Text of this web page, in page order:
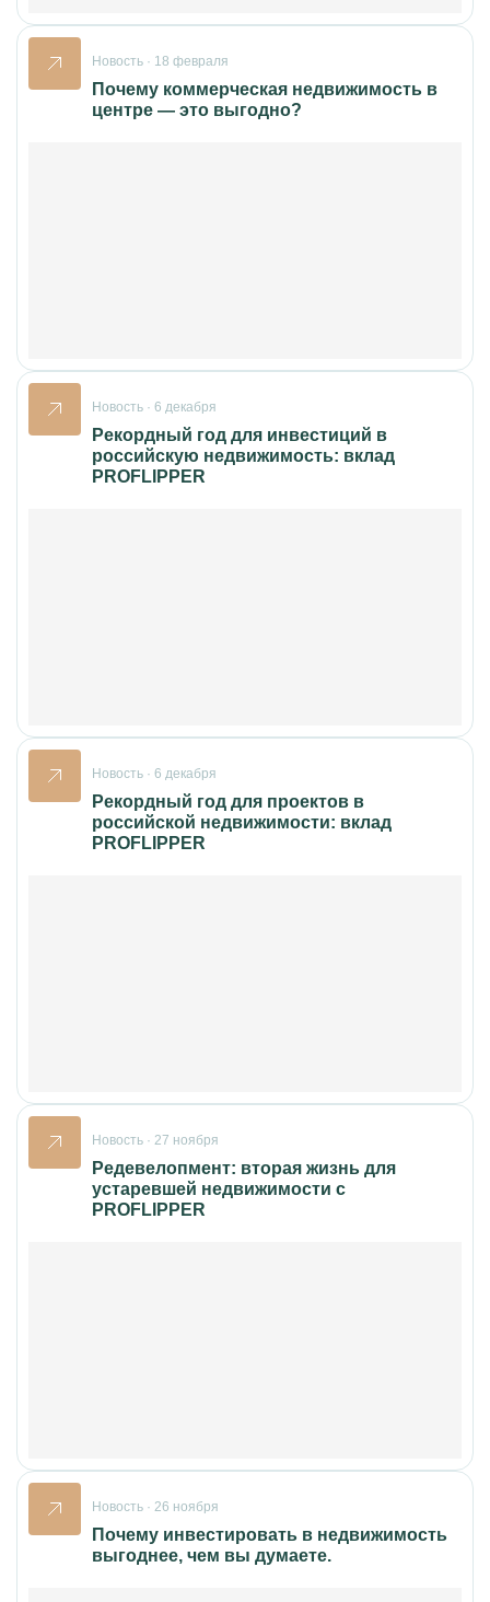
Новость · 18 февраля
Почему коммерческая недвижимость в
центре — это выгодно?
Новость · 6 декабря
Рекордный год для инвестиций в
российскую недвижимость: вклад
PROFLIPPER
Новость · 6 декабря
Рекордный год для проектов в
российской недвижимости: вклад
PROFLIPPER
Новость · 27 ноября
Редевелопмент: вторая жизнь для
устаревшей недвижимости с
PROFLIPPER
Новость · 26 ноября
Почему инвестировать в недвижимость
выгоднее, чем вы думаете.